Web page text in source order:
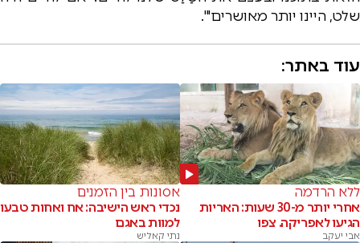
שלט, היינו יותר מאושרים'".
עוד באתר:
ללא הרדמה
אחרי יותר מ-30 שעות: האריות
הגיעו לאפריקה. צפו
אבי יעקב
אסונות בין הזמנים
נכדי ראש הישיבה: אח ואחות טבעו
למוות באגם
נתי קאליש